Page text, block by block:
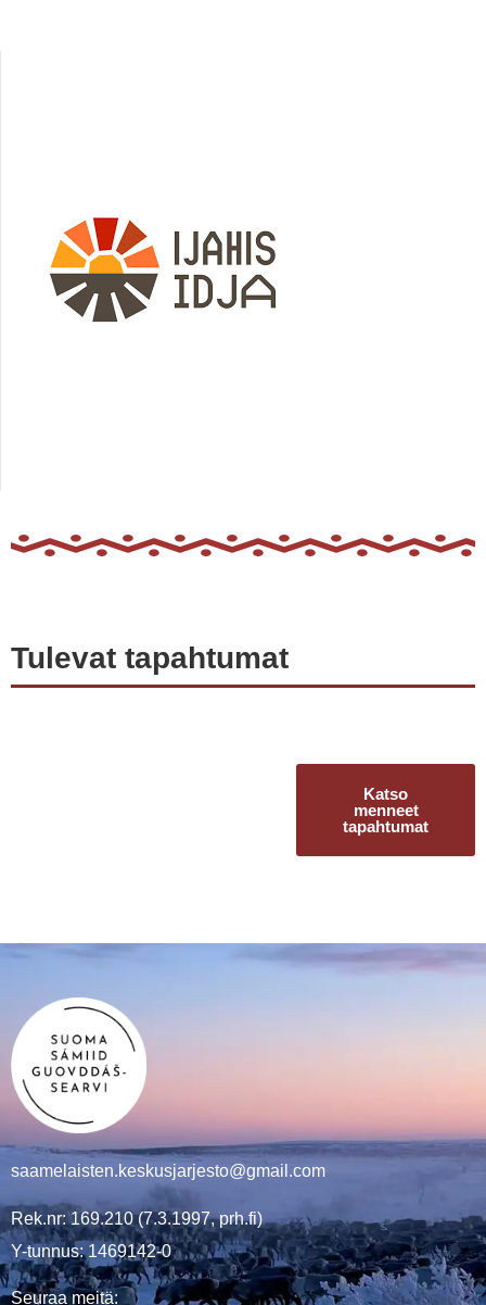
Tulevat tapahtumat
Katso
menneet
tapahtumat
saamelaisten.keskusjarjesto@gmail.com
Rek.nr: 169.210 (7.3.1997, prh.fi)
Y-tunnus: 1469142-0
Seuraa meitä: